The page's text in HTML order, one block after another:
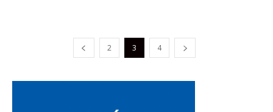
2 3 4